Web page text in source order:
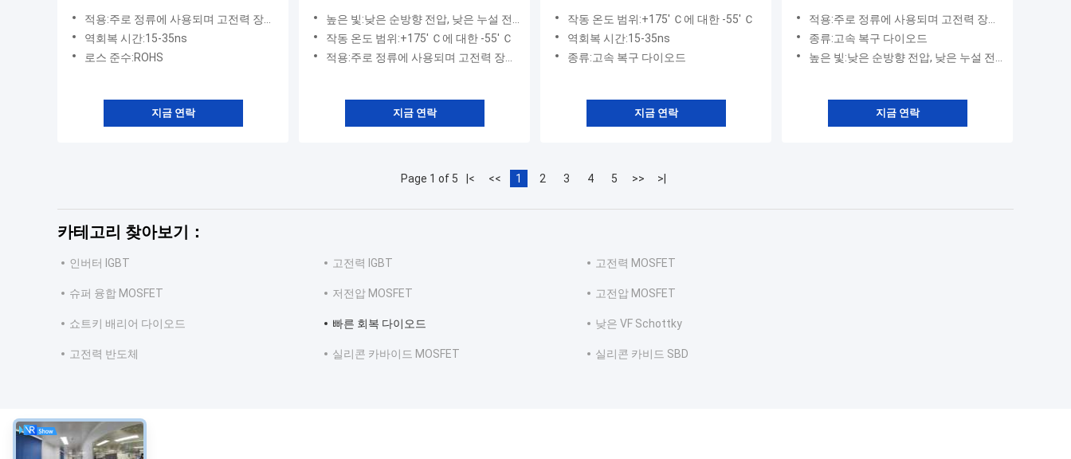
적용:주로 정류에 사용되며 고전력 장비에 사용되며 고속 및 초고속 복구 다이오드는 각각 고주파 및 초고주파 회로에 적합합니다.
역회복 시간:15-35ns
로스 준수:ROHS
지금 연락
높은 빛:낮은 순방향 전압, 낮은 누설 전류, 무연 패키지를 사용할 수 있습니다. 고효율, 낮은 VF, 높은 전류 성능 ● 높은 서지 전류 성능, 낮은 전력 손실, RoHS 규격 준수
작동 온도 범위:+175' Ｃ에 대한 -55' Ｃ
적용:주로 정류에 사용되며 고전력 장비에 사용되며 고속 및 초고속 복구 다이오드는 각각 고주파 및 초고주파 회로에 적합합니다.
지금 연락
작동 온도 범위:+175' Ｃ에 대한 -55' Ｃ
역회복 시간:15-35ns
종류:고속 복구 다이오드
지금 연락
적용:주로 정류에 사용되며 고전력 장비에 사용되며 고속 및 초고속 복구 다이오드는 각각 고주파 및 초고주파 회로에 적합합니다.
종류:고속 복구 다이오드
높은 빛:낮은 순방향 전압, 낮은 누설 전류, 무연 패키지를 사용할 수 있습니다. 고효율, 낮은 VF, 높은 전류 성능 ● 높은 서지 전류 성능, 낮은 전력 손실, RoHS 규격 준수
지금 연락
Page 1 of 5 |< << 1 2 3 4 5 >> >|
카테고리 찾아보기：
인버터 IGBT 고전력 IGBT 고전력 MOSFET
슈퍼 융합 MOSFET 저전압 MOSFET 고전압 MOSFET
쇼트키 배리어 다이오드 빠른 회복 다이오드 낮은 VF Schottky
고전력 반도체 실리콘 카바이드 MOSFET 실리콘 카비드 SBD